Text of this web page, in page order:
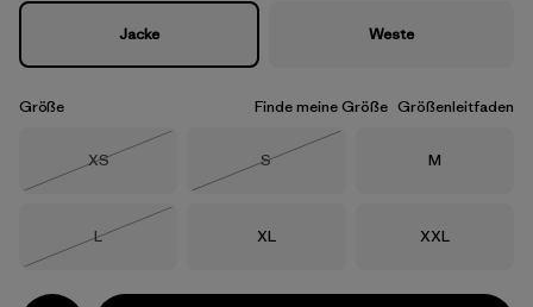
Jacke Weste
Größe Finde meine Größe Größenleitfaden
Größe
XS
Größe
S
Größe
M
Größe
L
Größe
XL Größe
XXL